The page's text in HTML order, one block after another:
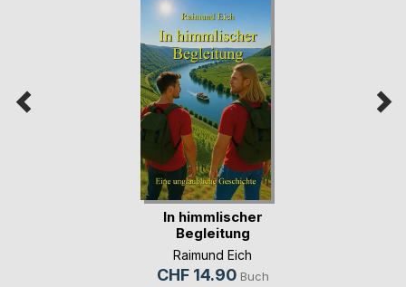
In himmlischer
Begleitung
Raimund Eich
CHF 14.90 Buch